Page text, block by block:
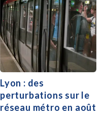
Lyon : des
perturbations sur le
réseau métro en août